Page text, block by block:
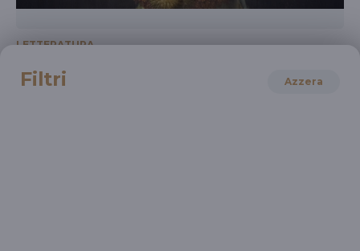
LETTERATURA
Con Valerio Magrelli, Massimo Montanari e Gino
Filtri Azzera